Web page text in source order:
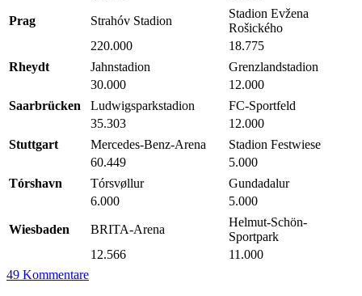
Prag Strahóv Stadion
Stadion Evžena
Rošického
220.000
18.775
Rheydt
Jahnstadion
Grenzlandstadion
30.000
12.000
Saarbrücken
Ludwigsparkstadion
FC-Sportfeld
35.303
12.000
Stuttgart
Mercedes-Benz-Arena
Stadion Festwiese
60.449
5.000
Tórshavn
Tórsvøllur
Gundadalur
6.000
5.000
Wiesbaden BRITA-Arena
Helmut-Schön-
Sportpark
12.566
11.000
49 Kommentare